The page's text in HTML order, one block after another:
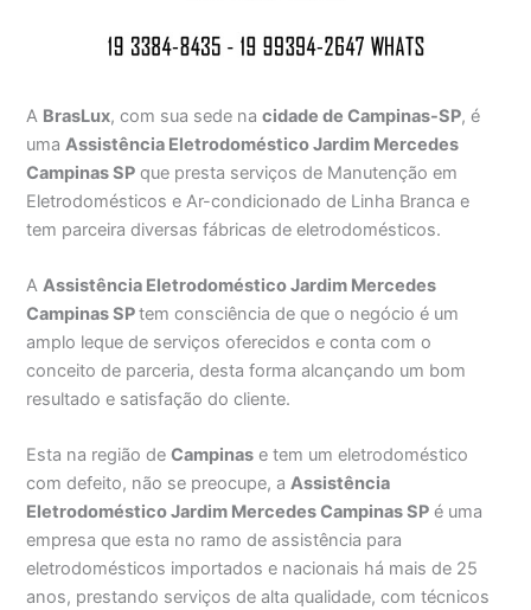
A BrasLux, com sua sede nacidade de Campinas-SP, é
umaAssistência Eletrodoméstico Jardim Mercedes
Campinas SP que presta serviços de Manutenção em
Eletrodomésticos e Ar-condicionado de Linha Branca e
tem parceira diversas fábricas de eletrodomésticos.
AAssistência Eletrodoméstico Jardim Mercedes
Campinas SPtem consciência de que o negócio é um
amplo leque de serviços oferecidos e conta com o
conceito de parceria, desta forma alcançando um bom
resultado e satisfação do cliente.
Esta na região deCampinas e tem um eletrodoméstico
com defeito, não se preocupe, aAssistência
Eletrodoméstico Jardim Mercedes Campinas SP é uma
empresa que esta no ramo de assistência para
eletrodomésticos importados e nacionais há mais de 25
anos, prestando serviços de alta qualidade, com técnicos